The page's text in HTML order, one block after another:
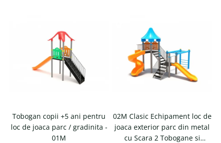
Tobogan copii +5 ani pentru
loc de joaca parc / gradinita -
01M
02M Clasic Echipament loc de
joaca exterior parc din metal
cu Scara 2 Tobogane si